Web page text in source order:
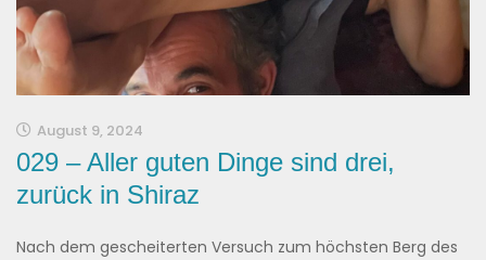
August 9, 2024
029 – Aller guten Dinge sind drei,
zurück in Shiraz
Nach dem gescheiterten Versuch zum höchsten Berg des